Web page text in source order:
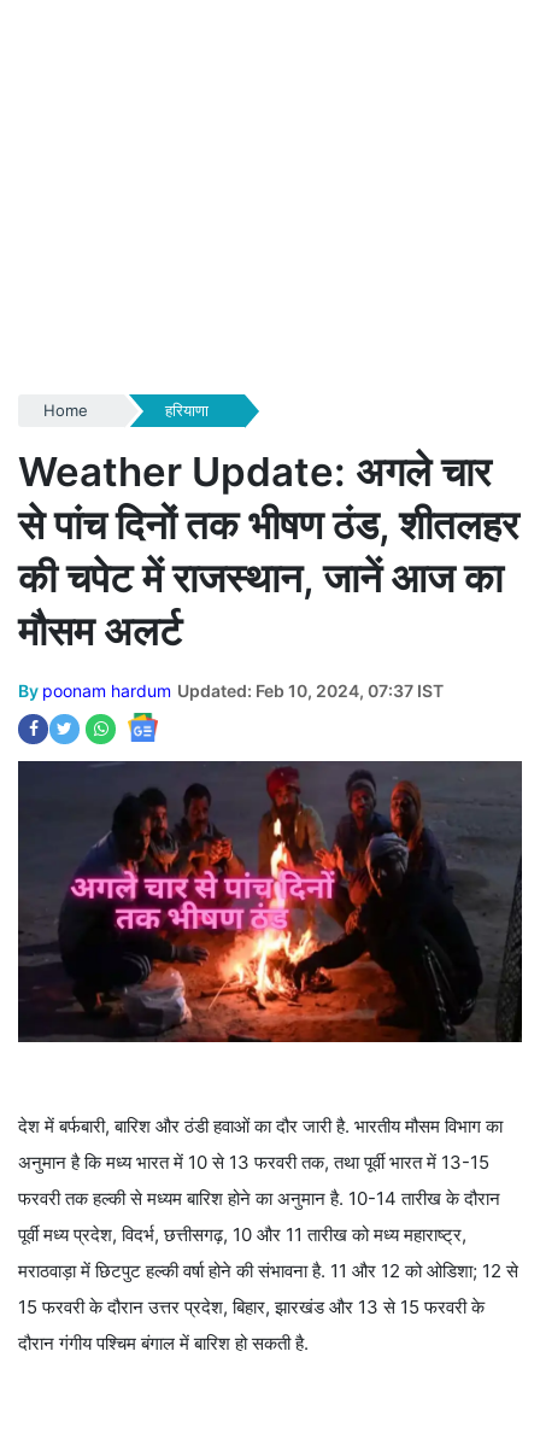
Home हरियाणा
Weather Update: अगले चार
से पांच दिनों तक भीषण ठंड, शीतलहर
की चपेट में राजस्थान, जानें आज का
मौसम अलर्ट
By poonam hardum Updated: Feb 10, 2024, 07:37 IST
देश में बर्फबारी, बारिश और ठंडी हवाओं का दौर जारी है. भारतीय मौसम विभाग का
अनुमान है कि मध्य भारत में 10 से 13 फरवरी तक, तथा पूर्वी भारत में 13-15
फरवरी तक हल्की से मध्यम बारिश होने का अनुमान है. 10-14 तारीख के दौरान
पूर्वी मध्य प्रदेश, विदर्भ, छत्तीसगढ़, 10 और 11 तारीख को मध्य महाराष्ट्र,
मराठवाड़ा में छिटपुट हल्की वर्षा होने की संभावना है. 11 और 12 को ओडिशा; 12 से
15 फरवरी के दौरान उत्तर प्रदेश, बिहार, झारखंड और 13 से 15 फरवरी के
दौरान गंगीय पश्चिम बंगाल में बारिश हो सकती है.